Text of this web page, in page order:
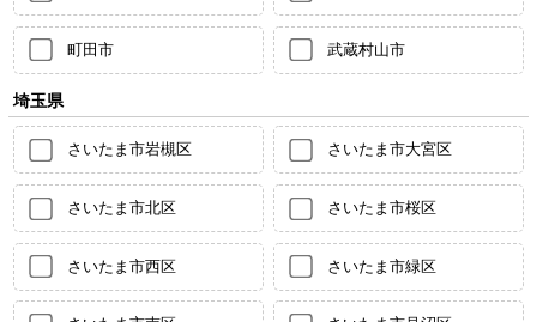
町田市 武蔵村山市
埼玉県
さいたま市岩槻区 さいたま市大宮区
さいたま市北区 さいたま市桜区
さいたま市西区 さいたま市緑区